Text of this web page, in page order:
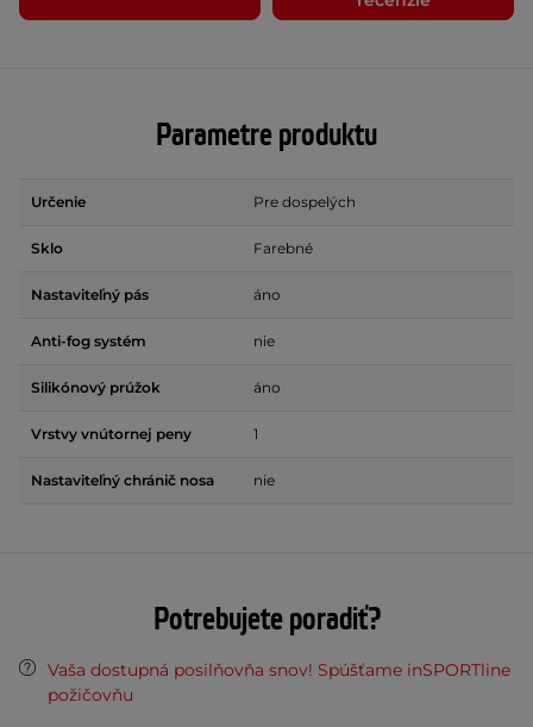
Parametre produktu
Určenie Pre dospelých
Sklo Farebné
Nastaviteľný pás áno
Anti-fog systém nie
Silikónový prúžok áno
Vrstvy vnútornej peny 1
Nastaviteľný chránič nosa nie
Potrebujete poradiť?
Vaša dostupná posilňovňa snov! Spúšťame inSPORTline
požičovňu